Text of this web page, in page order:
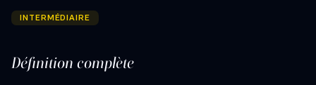
INTERMÉDIAIRE
Définition complète